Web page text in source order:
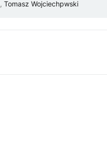
, Tomasz Wojciechpwski